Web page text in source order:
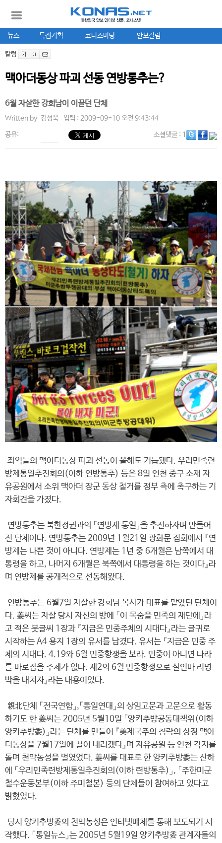
뉴스 특집기획 코나스마당 안보칼럼
칼럼
맥아더동상 파괴 선동 연방통추는?
6월 자살한 강희남이 이끌던 단체
Written by. 김성욱 입력 : 2009-09-10 오전 9:43:44
공유: 소셜댓글: 1
좌익들의 맥아더동상 파괴 선동이 올해도 거듭됐다. 우리민족련
방제통일추진회의(이하 연방통추) 등은 8일 인천 중구 소재 자
유공원에서 소위 맥아더 장군 동상 철거를 정부 측에 촉구하는 기
자회견을 가졌다.
연방통추는 북한정권과의 「연방제 통일」을 추진하자며 만들어
진 단체이다. 연방통추는 2009년 1월21일 광화문 집회에서 『연
방제는 나쁜 것이 아니다. 연방제는 1년 중 6개월은 남쪽에서 대
통령을 하고, 나머지 6개월은 북쪽에서 대통령을 하는 것이다』라
며 연방제를 공개적으로 선동해왔다.
연방통추는 6월7일 자살한 강희남 목사가 대표를 맡았던 단체이
다. 姜씨는 자살 당시 자신의 방에 「이 목숨을 민족의 재단에」라
고 적은 붓글씨 1장과 『지금은 민중주체의 시대다』라는 글귀로
시작하는 A4 용지 1장의 유서를 남겼다. 유서는 『지금은 민중 주
체의 시대다. 4.19와 6월 민중항쟁을 보라. 민중이 아니면 나라
를 바로잡을 주체가 없다. 제2의 6월 민중항쟁으로 살인마 리명
박을 내치자』라는 내용이었다.
親北단체 「전국연합」,「통일연대」의 상임고문과 고문으로 활동
하기도 한 姜씨는 2005년 5월10일 「양키추방공동대책위(이하
양키추방委)」라는 단체를 만들어 『美제국주의 침략의 상징 맥아
더동상을 7월17일에 끌어 내리겠다』며 자유공원 등 인천 각지를
돌며 천막농성을 벌였었다. 姜씨를 대표로 한 양키추방委는 산하
에 「우리민족련방제통일추진회의(이하 련방통추)」, 「주한미군
철수운동본부(이하 주미철본) 등의 단체들이 참여하고 있다고
밝혔었다.
당시 양키추방委의 천막농성은 인터넷매체를 통해 보도되기 시
작했다. 「통일뉴스」는 2005년 5월19일 양키추방委 관계자들의